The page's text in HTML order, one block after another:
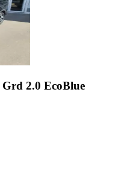
Grd 2.0 EcoBlue